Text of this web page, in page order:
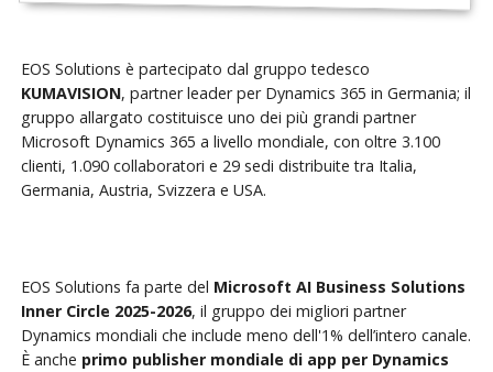
EOS Solutions è partecipato dal gruppo tedesco
KUMAVISION, partner leader per Dynamics 365 in Germania; il
gruppo allargato costituisce uno dei più grandi partner
Microsoft Dynamics 365 a livello mondiale, con oltre 3.100
clienti, 1.090 collaboratori e 29 sedi distribuite tra Italia,
Germania, Austria, Svizzera e USA.
EOS Solutions fa parte del Microsoft AI Business Solutions
Inner Circle 2025-2026, il gruppo dei migliori partner
Dynamics mondiali che include meno dell'1% dell’intero canale.
È anche primo publisher mondiale di app per Dynamics